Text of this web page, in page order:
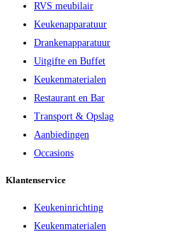
RVS meubilair
Keukenapparatuur
Drankenapparatuur
Uitgifte en Buffet
Keukenmaterialen
Restaurant en Bar
Transport & Opslag
Aanbiedingen
Occasions
Klantenservice
Keukeninrichting
Keukenmaterialen